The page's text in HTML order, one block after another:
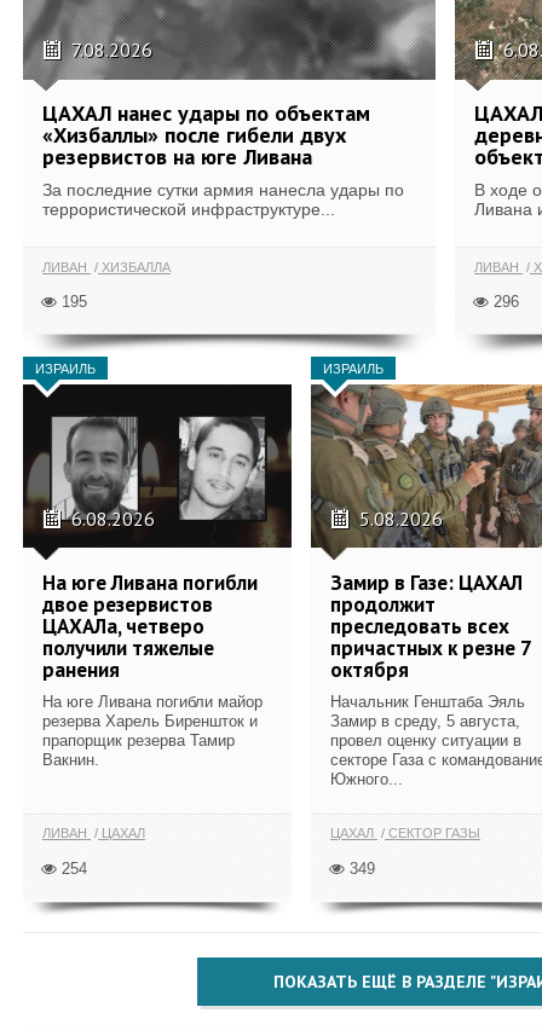
7.08.2026
ЦАХАЛ нанес удары по объектам
«Хизбаллы» после гибели двух
резервистов на юге Ливана
За последние сутки армия нанесла удары по
террористической инфраструктуре...
ЛИВАН ХИЗБАЛЛА
195
В ходе
Ливана
ЛИВАН
296
ИЗРАИЛЬ
6.08.2026
На юге Ливана погибли
двое резервистов
ЦАХАЛа, четверо
получили тяжелые
ранения
На юге Ливана погибли майор
резерва Харель Биреншток и
прапорщик резерва Тамир
Вакнин.
ЛИВАН ЦАХАЛ
254
ИЗРАИЛЬ
5.08.2026
Замир в Газе: ЦАХАЛ
продолжит
преследовать всех
причастных к резне 7
октября
Начальник Генштаба Эяль
Замир в среду, 5 августа,
провел оценку ситуации в
секторе Газа с
Южного...
ЦАХАЛ СЕКТОР ГАЗЫ
349
ПОКАЗАТЬ ЕЩЁ В РАЗДЕЛЕ